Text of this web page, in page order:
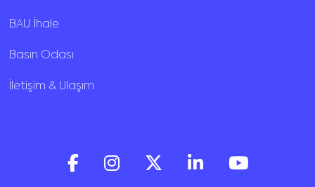
BAU İhale
Basın Odası
İletişim & Ulaşım